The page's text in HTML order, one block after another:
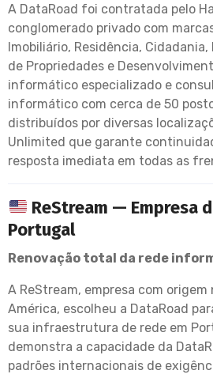
A DataRoad foi contratada pelo
conglomerado privado com
Imobiliário, Residência,
de Propriedades e
informático especializado e
informático com cerca de 50
distribuídos por diversas
Unlimited que garante
resposta imediata em todas as
ReStream — Empresa
Portugal
Renovação total da rede
A ReStream, empresa com origem
América, escolheu a DataRoad
sua infraestrutura de rede em
demonstra a capacidade da
padrões internacionais de